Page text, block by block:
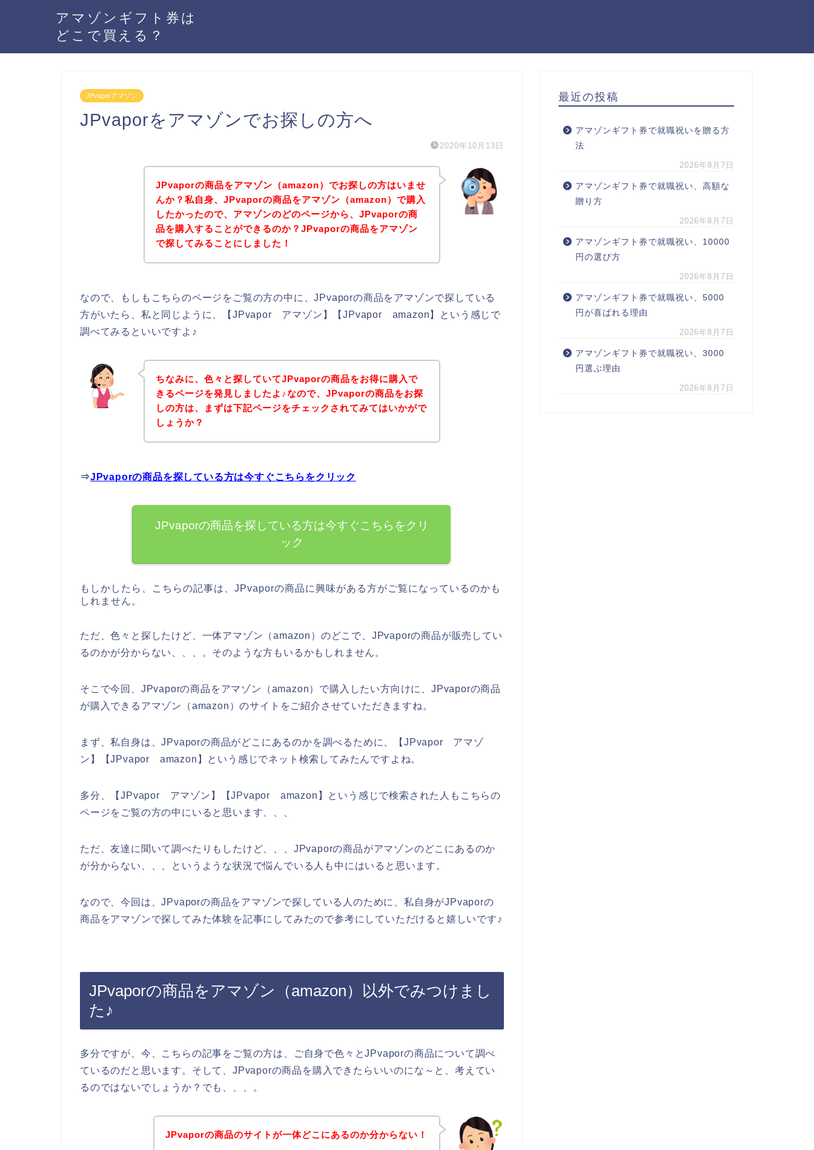
アマゾンギフト券は
どこで買える？
JPvaporアマゾン
JPvaporをアマゾンでお探しの方へ
2020年10月13日
JPvaporの商品をアマゾン（amazon）でお探しの方はいませ
んか？私自身、JPvaporの商品をアマゾン（amazon）で購入
したかったので、アマゾンのどのページから、JPvaporの商
品を購入することができるのか？JPvaporの商品をアマゾン
で探してみることにしました！
なので、もしもこちらのページをご覧の方の中に、JPvaporの商品をアマゾンで探している
方がいたら、私と同じように、【JPvapor アマゾン】【JPvapor amazon】という感じで
調べてみるといいですよ♪
ちなみに、色々と探していてJPvaporの商品をお得に購入で
きるページを発見しましたよ♪なので、JPvaporの商品をお探
しの方は、まずは下記ページをチェックされてみてはいかがで
しょうか？
⇒JPvaporの商品を探している方は今すぐこちらをクリック
JPvaporの商品を探している方は今すぐこちらをクリ
ック
もしかしたら、こちらの記事は、JPvaporの商品に興味がある方がご覧になっているのかも
しれません。
ただ、色々と探したけど、一体アマゾン（amazon）のどこで、JPvaporの商品が販売してい
るのかが分からない、、、。そのような方もいるかもしれません。
そこで今回、JPvaporの商品をアマゾン（amazon）で購入したい方向けに、JPvaporの商品
が購入できるアマゾン（amazon）のサイトをご紹介させていただきますね。
まず、私自身は、JPvaporの商品がどこにあるのかを調べるために、【JPvapor アマゾ
ン】【JPvapor amazon】という感じでネット検索してみたんですよね。
多分、【JPvapor アマゾン】【JPvapor amazon】という感じで検索された人もこちらの
ページをご覧の方の中にいると思います、、、
ただ、友達に聞いて調べたりもしたけど、、、JPvaporの商品がアマゾンのどこにあるのか
が分からない、、、というような状況で悩んでいる人も中にはいると思います。
なので、今回は、JPvaporの商品をアマゾンで探している人のために、私自身がJPvaporの
商品をアマゾンで探してみた体験を記事にしてみたので参考にしていただけると嬉しいです♪
JPvaporの商品をアマゾン（amazon）以外でみつけまし
た♪
多分ですが、今、こちらの記事をご覧の方は、ご自身で色々とJPvaporの商品について調べ
ているのだと思います。そして、JPvaporの商品を購入できたらいいのにな～と、考えてい
るのではないでしょうか？でも、、、。
JPvaporの商品のサイトが一体どこにあるのか分からない！
最近の投稿
アマゾンギフト券で就職祝いを贈る方
法
2026年8月7日
アマゾンギフト券で就職祝い、高額な
贈り方
2026年8月7日
アマゾンギフト券で就職祝い、10000
円の選び方
2026年8月7日
アマゾンギフト券で就職祝い、5000
円が喜ばれる理由
2026年8月7日
アマゾンギフト券で就職祝い、3000
円選ぶ理由
2026年8月7日